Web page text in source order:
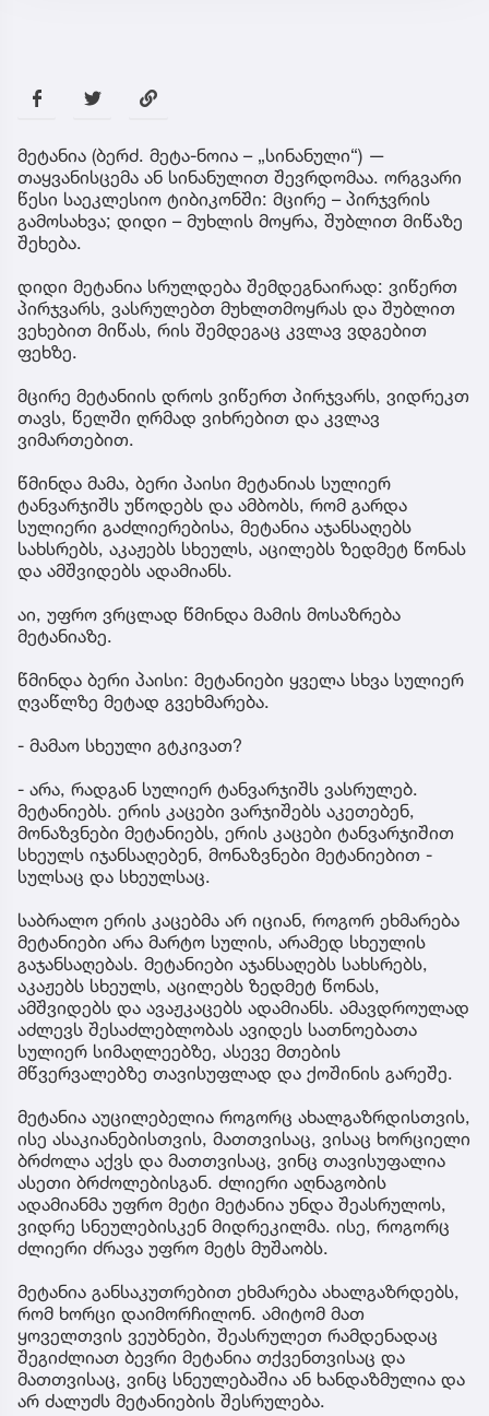
მეტანია (ბერძ. მეტა-ნოია – „სინანული“) —
თაყვანისცემა ან სინანულით შევრდომაა. ორგვარი
წესი საეკლესიო ტიბიკონში: მცირე – პირჯვრის
გამოსახვა; დიდი – მუხლის მოყრა, შუბლით მიწაზე
შეხება.
დიდი მეტანია სრულდება შემდეგნაირად: ვიწერთ
პირჯვარს, ვასრულებთ მუხლთმოყრას და შუბლით
ვეხებით მიწას, რის შემდეგაც კვლავ ვდგებით
ფეხზე.
მცირე მეტანიის დროს ვიწერთ პირჯვარს, ვიდრეკთ
თავს, წელში ღრმად ვიხრებით და კვლავ
ვიმართებით.
წმინდა მამა, ბერი პაისი მეტანიას სულიერ
ტანვარჯიშს უწოდებს და ამბობს, რომ გარდა
სულიერი გაძლიერებისა, მეტანია აჯანსაღებს
სახსრებს, აკაჟებს სხეულს, აცილებს ზედმეტ წონას
და ამშვიდებს ადამიანს.
აი, უფრო ვრცლად წმინდა მამის მოსაზრება
მეტანიაზე.
წმინდა ბერი პაისი: მეტანიები ყველა სხვა სულიერ
ღვაწლზე მეტად გვეხმარება.
- მამაო სხეული გტკივათ?
- არა, რადგან სულიერ ტანვარჯიშს ვასრულებ.
მეტანიებს. ერის კაცები ვარჯიშებს აკეთებენ,
მონაზვნები მეტანიებს, ერის კაცები ტანვარჯიშით
სხეულს იჯანსაღებენ, მონაზვნები მეტანიებით -
სულსაც და სხეულსაც.
საბრალო ერის კაცებმა არ იციან, როგორ ეხმარება
მეტანიები არა მარტო სულის, არამედ სხეულის
გაჯანსაღებას. მეტანიები აჯანსაღებს სახსრებს,
აკაჟებს სხეულს, აცილებს ზედმეტ წონას,
ამშვიდებს და ავაჟკაცებს ადამიანს. ამავდროულად
აძლევს შესაძლებლობას ავიდეს სათნოებათა
სულიერ სიმაღლეებზე, ასევე მთების
მწვერვალებზე თავისუფლად და ქოშინის გარეშე.
მეტანია აუცილებელია როგორც ახალგაზრდისთვის,
ისე ასაკიანებისთვის, მათთვისაც, ვისაც ხორციელი
ბრძოლა აქვს და მათთვისაც, ვინც თავისუფალია
ასეთი ბრძოლებისგან. ძლიერი აღნაგობის
ადამიანმა უფრო მეტი მეტანია უნდა შეასრულოს,
ვიდრე სნეულებისკენ მიდრეკილმა. ისე, როგორც
ძლიერი ძრავა უფრო მეტს მუშაობს.
მეტანია განსაკუთრებით ეხმარება ახალგაზრდებს,
რომ ხორცი დაიმორჩილონ. ამიტომ მათ
ყოველთვის ვეუბნები, შეასრულეთ რამდენადაც
შეგიძლიათ ბევრი მეტანია თქვენთვისაც და
მათთვისაც, ვინც სნეულებაშია ან ხანდაზმულია და
არ ძალუძს მეტანიების შესრულება.